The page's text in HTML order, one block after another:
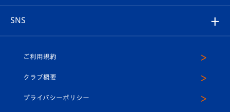
ホームタウン
プレイヤーズスイート
店舗情報
U-18
SNS
ヴィヴィくんインスタグラム
公式LINE＠
ご利用規約
クラブ概要
プライバシーポリシー